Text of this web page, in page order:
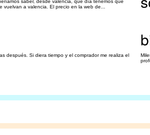
saber, desde valencia, que día tenemos que
a valencia. El precio en la web de...
después. Si diera tiempo y el comprador me realiza el